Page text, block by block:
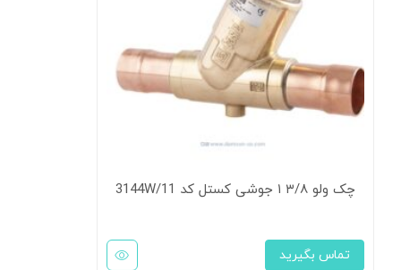
چک ولو ۳/۸ ۱ جوشی کستل کد 3144W/11
تماس بگیرید